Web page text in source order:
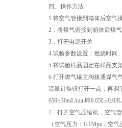
四、操作方法
1.将空气管接到箱体后空气
2．将煤气管接到箱体后煤
3．打开电源开关
4.试验参数设置：燃烧时间
5.将试验样品固定在样品支
6.打开燃气罐主阀接通煤气
流量计旋钮打开一点，再调
650±30mL/min即
7．打开空气压缩机，空气
（空气压力：0.1Mpa，空